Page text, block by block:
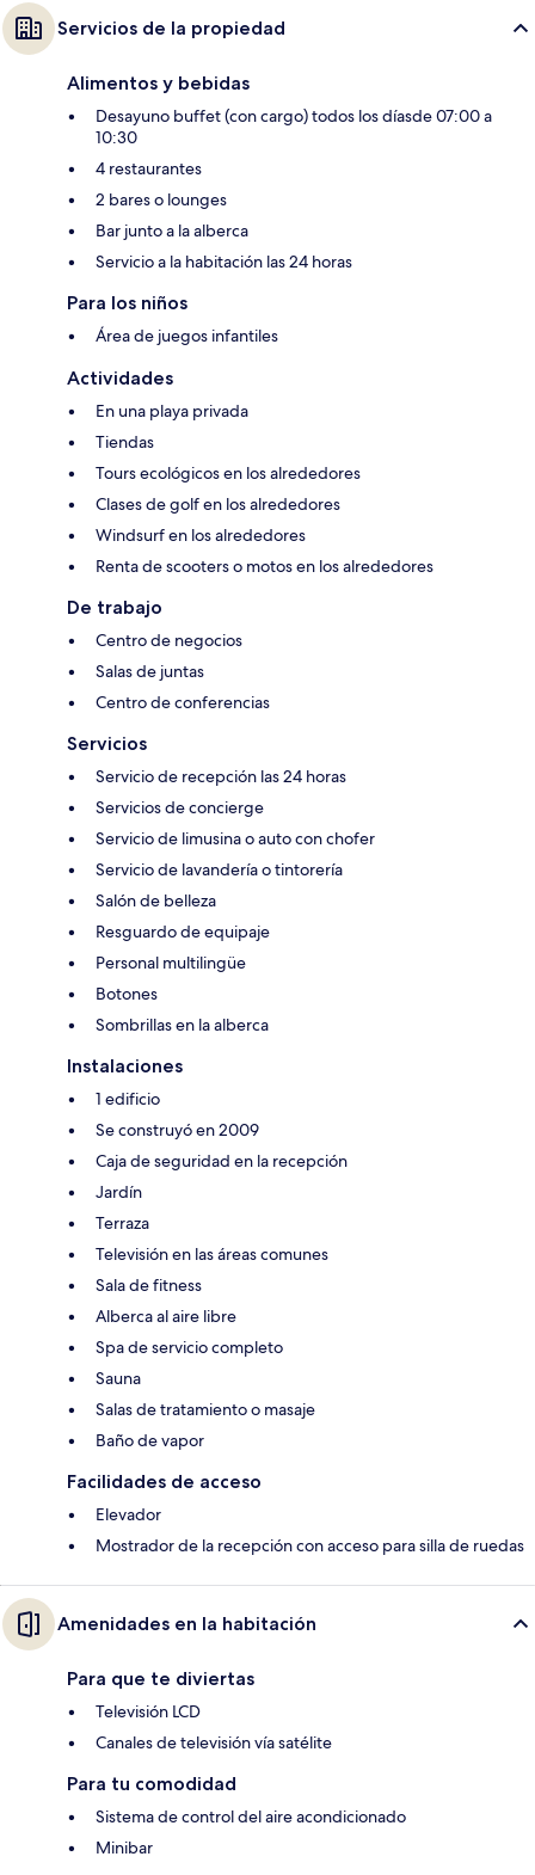
Servicios de la propiedad
Alimentos y bebidas
Desayuno buffet (con cargo) todos los díasde 07:00 a
10:30
4 restaurantes
2 bares o lounges
Bar junto a la alberca
Servicio a la habitación las 24 horas
Para los niños
Área de juegos infantiles
Actividades
En una playa privada
Tiendas
Tours ecológicos en los alrededores
Clases de golf en los alrededores
Windsurf en los alrededores
Renta de scooters o motos en los alrededores
De trabajo
Centro de negocios
Salas de juntas
Centro de conferencias
Servicios
Servicio de recepción las 24 horas
Servicios de concierge
Servicio de limusina o auto con chofer
Servicio de lavandería o tintorería
Salón de belleza
Resguardo de equipaje
Personal multilingüe
Botones
Sombrillas en la alberca
Instalaciones
1 edificio
Se construyó en 2009
Caja de seguridad en la recepción
Jardín
Terraza
Televisión en las áreas comunes
Sala de fitness
Alberca al aire libre
Spa de servicio completo
Sauna
Salas de tratamiento o masaje
Baño de vapor
Facilidades de acceso
Elevador
Mostrador de la recepción con acceso para silla de ruedas
Amenidades en la habitación
Para que te diviertas
Televisión LCD
Canales de televisión vía satélite
Para tu comodidad
Sistema de control del aire acondicionado
Minibar